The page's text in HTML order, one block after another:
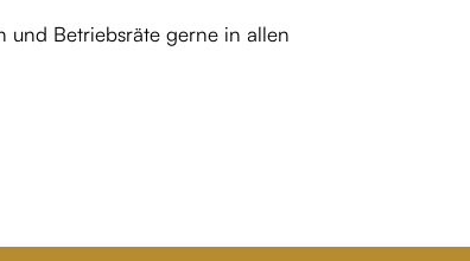
Betriebsräte gerne in allen